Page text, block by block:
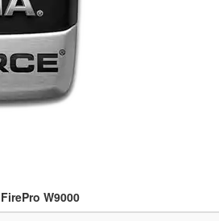
FirePro W9000